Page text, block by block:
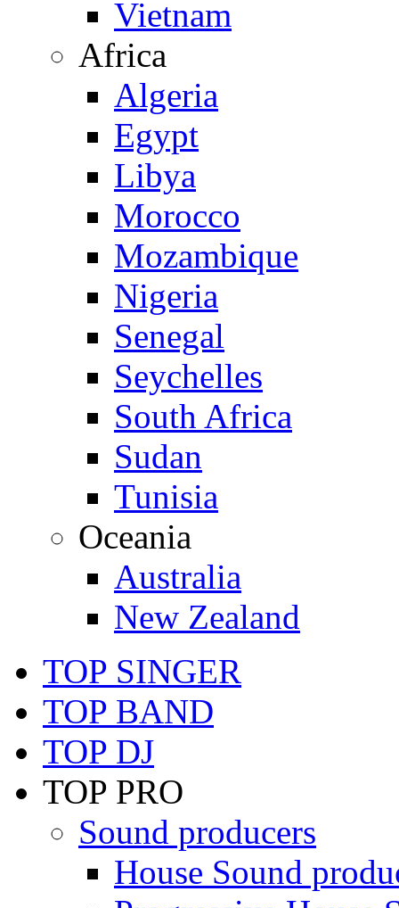
Vietnam
Africa
Algeria
Egypt
Libya
Morocco
Mozambique
Nigeria
Senegal
Seychelles
South Africa
Sudan
Tunisia
Oceania
Australia
New Zealand
TOP SINGER
TOP BAND
TOP DJ
TOP PRO
Sound producers
House Sound